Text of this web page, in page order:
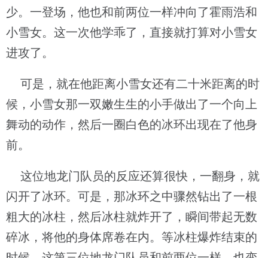
少。一登场，他也和前两位一样冲向了霍雨浩和
小雪女。这一次他学乖了，直接就打算对小雪女
进攻了。
可是，就在他距离小雪女还有二十米距离的时
候，小雪女那一双嫩生生的小手做出了一个向上
舞动的动作，然后一圈白色的冰环出现在了他身
前。
这位地龙门队员的反应还算很快，一翻身，就
闪开了冰环。可是，那冰环之中骤然钻出了一根
粗大的冰柱，然后冰柱就炸开了，瞬间带起无数
碎冰，将他的身体席卷在内。等冰柱爆炸结束的